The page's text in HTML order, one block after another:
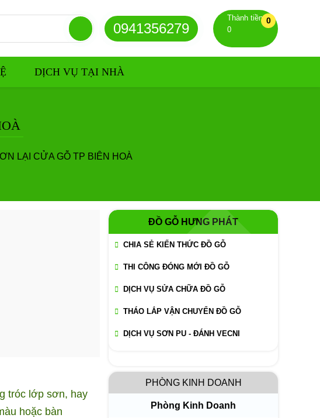
0941356279
Thành tiền
0
0
DỊCH VỤ TẠI NHÀ
LẠI CỬA GỖ TP BIÊN HOÀ
tróc lớp sơn, hay
hoặc bàn
ĐỒ GỖ HƯNG PHÁT
CHIA SẺ KIẾN THỨC ĐỒ GỖ
THI CÔNG ĐÓNG MỚI ĐỒ GỖ
DỊCH VỤ SỬA CHỮA ĐỒ GỖ
THÁO LẮP VẬN CHUYỂN ĐỒ GỖ
DỊCH VỤ SƠN PU - ĐÁNH VECNI
PHÒNG KINH DOANH
Phòng Kinh Doanh